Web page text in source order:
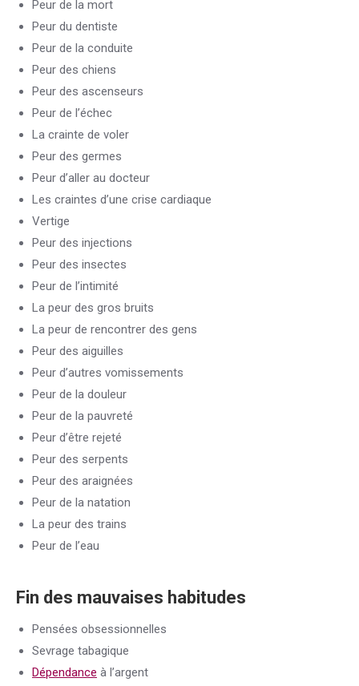
Peur de la mort
Peur du dentiste
Peur de la conduite
Peur des chiens
Peur des ascenseurs
Peur de l’échec
La crainte de voler
Peur des germes
Peur d’aller au docteur
Les craintes d’une crise cardiaque
Vertige
Peur des injections
Peur des insectes
Peur de l’intimité
La peur des gros bruits
La peur de rencontrer des gens
Peur des aiguilles
Peur d’autres vomissements
Peur de la douleur
Peur de la pauvreté
Peur d’être rejeté
Peur des serpents
Peur des araignées
Peur de la natation
La peur des trains
Peur de l’eau
Fin des mauvaises habitudes
Pensées obsessionnelles
Sevrage tabagique
Dépendance à l’argent